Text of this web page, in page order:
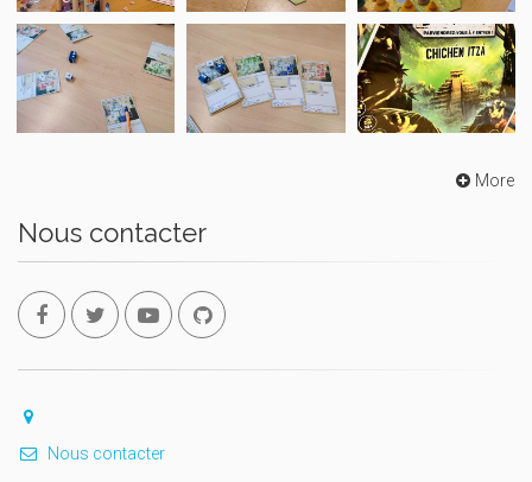
More
Nous contacter
Nous contacter